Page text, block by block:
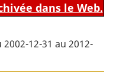
dans le Web.
12-31 au 2012-